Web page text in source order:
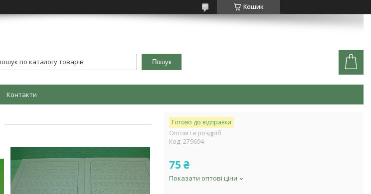
Кошик
Пошук
Контакти
Готово до відправки
Оптом і в роздріб
Код: 279694
75 ₴
Показати оптові ціни